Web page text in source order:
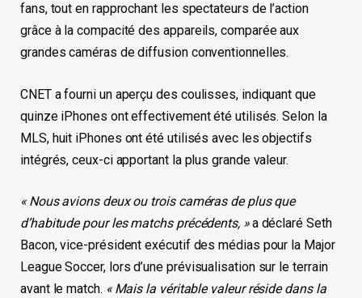
fans, tout en rapprochant les spectateurs de l’action
grâce à la compacité des appareils, comparée aux
grandes caméras de diffusion conventionnelles.
CNET a fourni un aperçu des coulisses, indiquant que
quinze iPhones ont effectivement été utilisés. Selon la
MLS, huit iPhones ont été utilisés avec les objectifs
intégrés, ceux-ci apportant la plus grande valeur.
« Nous avions deux ou trois caméras de plus que
d’habitude pour les matchs précédents, »a déclaré Seth
Bacon, vice-président exécutif des médias pour la Major
League Soccer, lors d’une prévisualisation sur le terrain
avant le match. « Mais la véritable valeur réside dans la